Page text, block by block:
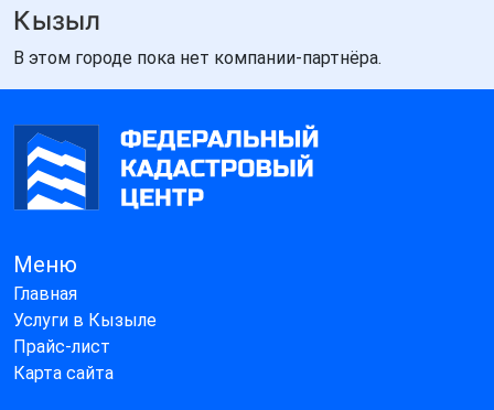
Кызыл
В этом городе пока нет компании-партнёра.
Меню
Главная
Услуги в Кызыле
Прайс-лист
Карта сайта